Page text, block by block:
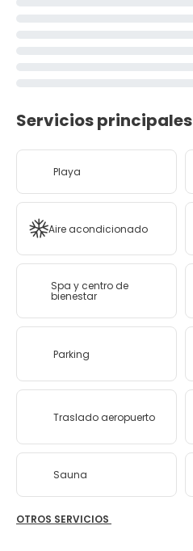
Servicios principales
Playa
Aire acondicionado
Spa y centro de
bienestar
Parking
Traslado aeropuerto
Sauna
OTROS SERVICIOS